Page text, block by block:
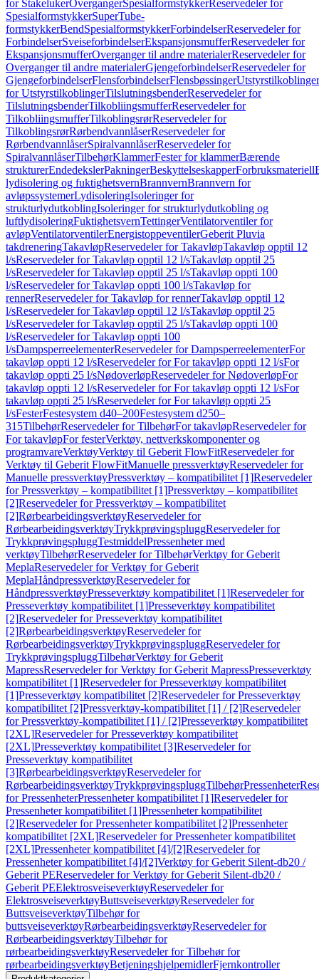
for StakelukerOvergangerSpesialformstykkerReservedeler for
SpesialformstykkerSuperTube-
formstykkerBendSpesialformstykkerForbindelserReservedeler for
ForbindelserSveiseforbindelserEkspansjonsmufferReservedeler for
EkspansjonsmufferOverganger til andre materialerReservedeler for
Overganger til andre materialerGjengeforbindelserReservedeler for
GjengeforbindelserFlensforbindelserFlensbøssingerUtstyrstilkoblinger
for UtstyrstilkoblingerTilslutningsbenderReservedeler for
TilslutningsbenderTilkobliingsmufferReservedeler for
TilkobliingsmufferTilkoblingsrørReservedeler for
TilkoblingsrørRørbendvannlåserReservedeler for
RørbendvannlåserSpiralvannlåserReservedeler for
SpiralvannlåserTilbehørKlammerFester for klammerBærende
strukturerEndedekslerPakningerBeskyttelseskapperForbruksmateriell
lydisolering og fuktighetsvernBrannvernBrannvern for
avløpssystemerLydisoleringIsoleringer for
strukturlydutkoblingIsoleringer for strukturlydutkobling og
luftlydisoleringFuktighetsvernTettingerVentilatorventiler for
avløpVentilatorventilerEnergistoppeventilerGeberit Pluvia
takdreneringTakavløpReservedeler for TakavløpTakavløp opptil 12
l/sReservedeler for Takavløp opptil 12 l/sTakavløp opptil 25
l/sReservedeler for Takavløp opptil 25 l/sTakavløp oppti 100
l/sReservedeler for Takavløp oppti 100 l/sTakavløp for
rennerReservedeler for Takavløp for rennerTakavløp opptil 12
l/sReservedeler for Takavløp opptil 12 l/sTakavløp opptil 25
l/sReservedeler for Takavløp opptil 25 l/sTakavløp oppti 100
l/sReservedeler for Takavløp oppti 100
l/sDampsperreelementerReservedeler for DampsperreelementerFor
takavløp oppti 12 l/sReservedeler for For takavløp oppti 12 l/sFor
takavløp oppti 25 l/sNødoverløpReservedeler for NødoverløpFor
takavløp oppti 12 l/sReservedeler for For takavløp oppti 12 l/sFor
takavløp oppti 25 l/sReservedeler for For takavløp oppti 25
l/sFesterFestesystem d40–200Festesystem d250–
315TilbehørReservedeler for TilbehørFor takavløpReservedeler for
For takavløpFor festerVerktøy, nettverkskomponenter og
programvareVerktøyVerktøy til Geberit FlowFitReservedeler for
Verktøy til Geberit FlowFitManuelle pressverktøyReservedeler for
Manuelle pressverktøyPressverktøy – kompatibilitet [1]Reservedeler
for Pressverktøy – kompatibilitet [1]Pressverktøy – kompatibilitet
[2]Reservedeler for Pressverktøy – kompatibilitet
[2]RørbearbeidingsverktøyReservedeler for
RørbearbeidingsverktøyTrykkprøvingspluggReservedeler for
TrykkprøvingspluggTestmiddelPressenheter med
verktøyTilbehørReservedeler for TilbehørVerktøy for Geberit
MeplaReservedeler for Verktøy for Geberit
MeplaHåndpressverktøyReservedeler for
HåndpressverktøyPresseverktøy kompatibilitet [1]Reservedeler for
Presseverktøy kompatibilitet [1]Presseverktøy kompatibilitet
[2]Reservedeler for Presseverktøy kompatibilitet
[2]RørbearbeidingsverktøyReservedeler for
RørbearbeidingsverktøyTrykkprøvingspluggReservedeler for
TrykkprøvingspluggTilbehørVerktøy for Geberit
MapressReservedeler for Verktøy for Geberit MapressPresseverktøy
kompatibilitet [1]Reservedeler for Presseverktøy kompatibilitet
[1]Presseverktøy kompatibilitet [2]Reservedeler for Presseverktøy
kompatibilitet [2]Pressverktøy-kompatibilitet [1] / [2]Reservedeler
for Pressverktøy-kompatibilitet [1] / [2]Presseverktøy kompatibilitet
[2XL]Reservedeler for Presseverktøy kompatibilitet
[2XL]Presseverktøy kompatibilitet [3]Reservedeler for
Presseverktøy kompatibilitet
[3]RørbearbeidingsverktøyReservedeler for
RørbearbeidingsverktøyTrykkprøvingspluggTilbehørPressenheter
for PressenheterPressenheter kompatibilitet [1]Reservedeler for
Pressenheter kompatibilitet [1]Pressenheter kompatibilitet
[2]Reservedeler for Pressenheter kompatibilitet [2]Pressenheter
kompatibilitet [2XL]Reservedeler for Pressenheter kompatibilitet
[2XL]Pressenheter kompatibilitet [4]/[2]Reservedeler for
Pressenheter kompatibilitet [4]/[2]Verktøy for Geberit Silent-db20 /
Geberit PEReservedeler for Verktøy for Geberit Silent-db20 /
Geberit PEElektrosveiseverktøyReservedeler for
ElektrosveiseverktøyButtsveiseverktøyReservedeler for
ButtsveiseverktøyTilbehør for
buttsveiseverktøyRørbearbeidingsverktøyReservedeler for
RørbearbeidingsverktøyTilbehør for
rørbearbeidingsverktøyReservedeler for Tilbehør for
rørbearbeidingsverktøyBetjeningshjelpemidlerFjernkontroller